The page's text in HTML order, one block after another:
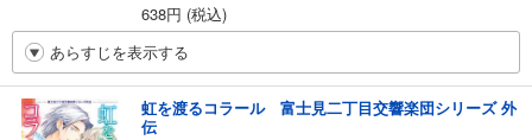
638円 (税込)
あらすじを表示する
虹を渡るコラール 富士見二丁目交響楽団シリーズ 外
伝